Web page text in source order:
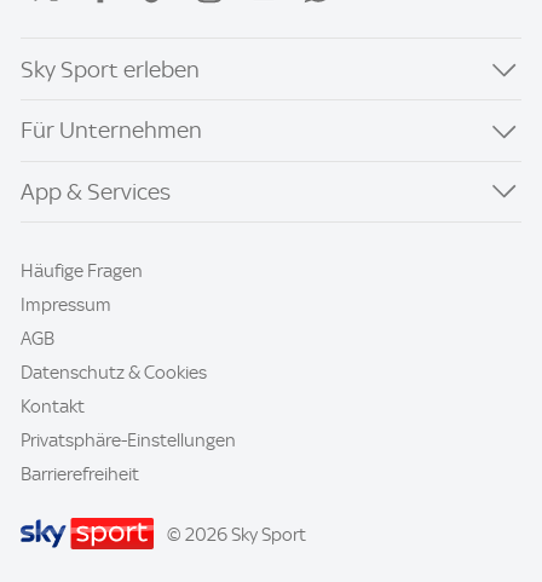
Sky Sport erleben
Für Unternehmen
App & Services
Häufige Fragen
Impressum
AGB
Datenschutz & Cookies
Kontakt
Privatsphäre-Einstellungen
Barrierefreiheit
© 2026 Sky Sport